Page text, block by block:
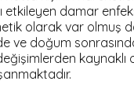
etkileyen damar
olarak var olmuş
ve doğum
kaynaklı